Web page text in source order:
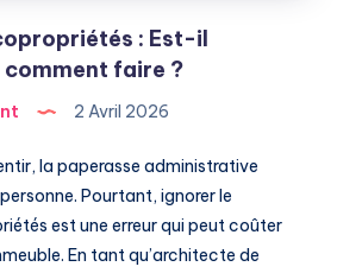
: Est-il
faire ?
2 Avril 2026
la paperasse administrative
Pourtant, ignorer le
est une erreur qui peut coûter
En tant qu’architecte de